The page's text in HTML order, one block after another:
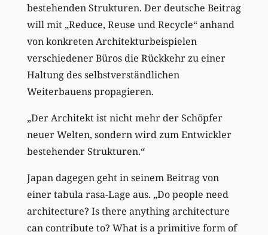
bestehenden Strukturen. Der deutsche Beitrag
will mit „Reduce, Reuse und Recycle“ anhand
von konkreten Architekturbeispielen
verschiedener Büros die Rückkehr zu einer
Haltung des selbstverständlichen
Weiterbauens propagieren.
„Der Architekt ist nicht mehr der Schöpfer
neuer Welten, sondern wird zum Entwickler
bestehender Strukturen.“
Japan dagegen geht in seinem Beitrag von
einer tabula rasa-Lage aus. „Do people need
architecture? Is there anything architecture
can contribute to? What is a primitive form of